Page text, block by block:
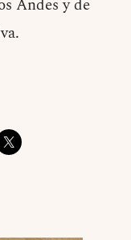
Andes y de